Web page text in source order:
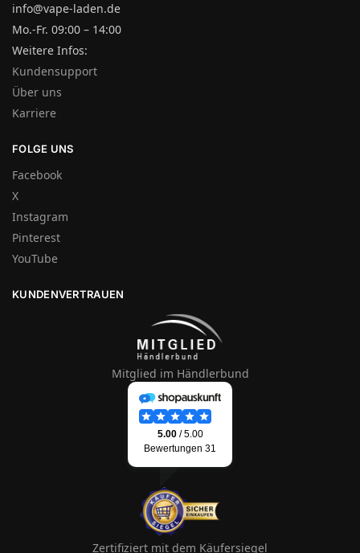
info@vape-laden.de
Mo.-Fr. 09:00 – 14:00
Weitere Infos:
Kundensupport
Über uns
Karriere
FOLGE UNS
Facebook
X
Instagram
Pinterest
YouTube
KUNDENVERTRAUEN
Mitglied im Händlerbund
Zertifiziert mit dem Käufersiegel